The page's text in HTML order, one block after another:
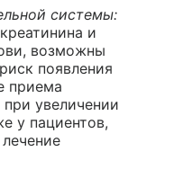
системы:
и
возможны
появления
приема
увеличении
у пациентов,